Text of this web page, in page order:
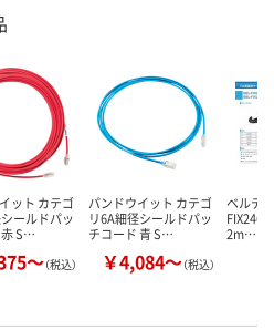
ット カテゴ
ールドパッ
赤 S…
～（税込）
パンドウイット カテゴ
リ6A細径シールドパッ
チコード 青 S…
￥4,084～（税込）
ベルデ
2m…